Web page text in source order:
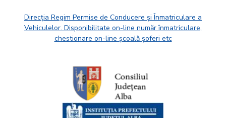
Direcția Regim Permise de Conducere și Înmatriculare a
Vehiculelor. Disponibilitate on-line număr înmatriculare,
chestionare on-line școală șoferi etc